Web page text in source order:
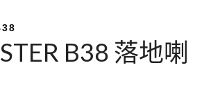
B38 落地喇